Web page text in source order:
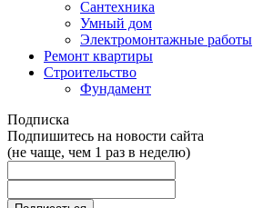
Сантехника
Умный дом
Электромонтажные работы
Ремонт квартиры
Строительство
Фундамент
Подписка
Подпишитесь на новости сайта
(не чаще, чем 1 раз в неделю)